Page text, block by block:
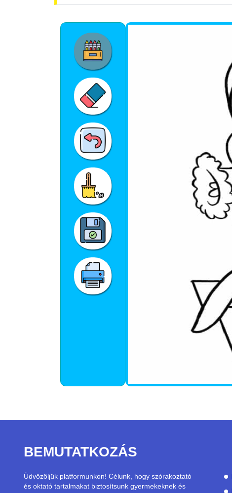
BEMUTATKOZÁS
Üdvözöljük platformunkon! Célunk, hogy szórakoztató
és oktató tartalmakat biztosítsunk gyermekeknek és